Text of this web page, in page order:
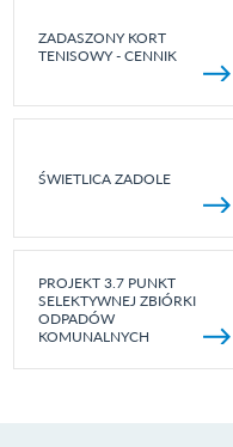
ZADASZONY KORT
TENISOWY - CENNIK
ŚWIETLICA ZADOLE
PROJEKT 3.7 PUNKT
SELEKTYWNEJ ZBIÓRKI
ODPADÓW
KOMUNALNYCH